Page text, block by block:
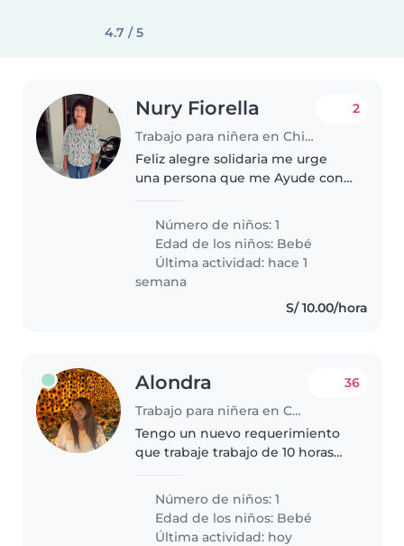
4.7 / 5
Nury Fiorella
Trabajo para niñera en Chiclayo
2
Feliz alegre solidaria me urge
una persona que me Ayude con
Número de niños: 1
Edad de los niños: Bebé
Última actividad: hace 1
semana
S/ 10.00/hora
Alondra
Trabajo para niñera en Chiclayo
36
Tengo un nuevo requerimiento
que trabaje trabajo de 10 horas
referente a la bb, Ella tiene su
máquina que hace su comida..
Número de niños: 1
Edad de los niños: Bebé
Última actividad: hoy